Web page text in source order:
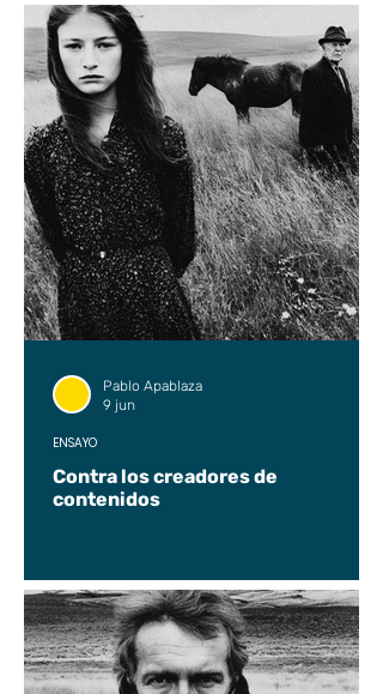
Contra los creadores de
contenidos
ENSAYO
Pablo Apablaza
9 jun